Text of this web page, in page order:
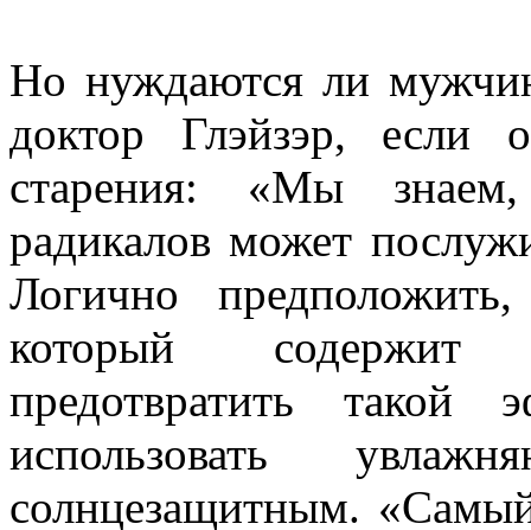
Но нуждаются ли
доктор Глэйзэр, если
старения: «Мы
радикалов может
Логично
который содержит
предотвратить
использовать
солнцезащитным.